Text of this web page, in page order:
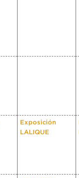
Exposición
LALIQUE